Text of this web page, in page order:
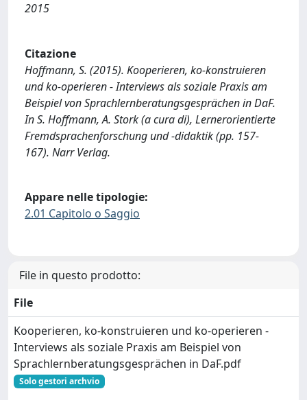
2015
Citazione
Hoffmann, S. (2015). Kooperieren, ko-konstruieren
und ko-operieren - Interviews als soziale Praxis am
Beispiel von Sprachlernberatungsgesprächen in DaF.
In S. Hoffmann, A. Stork (a cura di), Lernerorientierte
Fremdsprachenforschung und -didaktik (pp. 157-
167). Narr Verlag.
Appare nelle tipologie:
2.01 Capitolo o Saggio
File in questo prodotto:
File
Kooperieren, ko-konstruieren und ko-operieren -
Interviews als soziale Praxis am Beispiel von
Sprachlernberatungsgesprächen in DaF.pdf
Solo gestori archvio